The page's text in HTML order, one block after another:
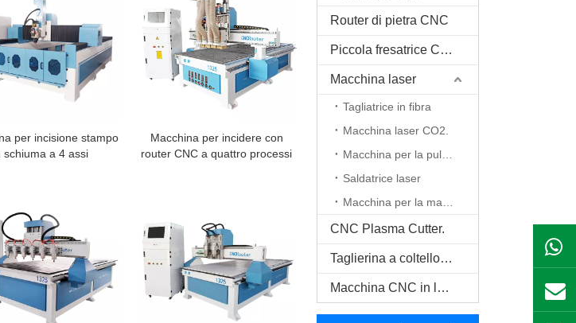
per incisione stampo
schiuma a 4 assi
Macchina per incidere con
router CNC a quattro processi
Router di pietra CNC
Piccola fresatrice CNC
Macchina laser
Tagliatrice in fibra
Macchina laser CO2.
Saldatrice laser
CNC Plasma Cutter.
Taglierina a coltello oscillante CNC
Macchina CNC in legno massello